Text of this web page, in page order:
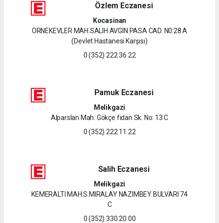
Özlem Eczanesi
Kocasinan
ÖRNEKEVLER MAH.SALIH AVGIN PASA CAD. N0:28 A
(Devlet Hastanesi Karşısı)
0 (352) 222 36 22
Pamuk Eczanesi
Melikgazi
Alparslan Mah. Gökçe fidan Sk. No: 13 C
0 (352) 222 11 22
Salih Eczanesi
Melikgazi
KEMERALTI MAH.S.MIRALAY NAZIMBEY BULVARI 74
C
0 (352) 330 20 00